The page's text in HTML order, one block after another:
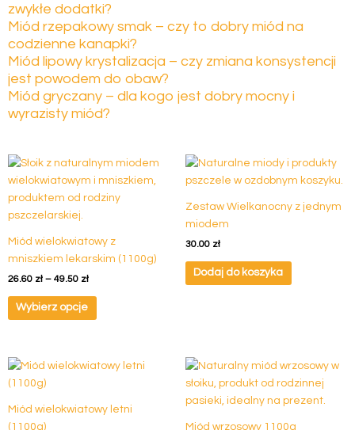
zwykłe dodatki?
Miód rzepakowy smak – czy to dobry miód na
codzienne kanapki?
Miód lipowy krystalizacja – czy zmiana konsystencji
jest powodem do obaw?
Miód gryczany – dla kogo jest dobry mocny i
wyrazisty miód?
Miód wielokwiatowy z
mniszkiem lekarskim (1100g)
26.60 zł – 49.50 zł
Zakres
cen:
od
26.60 zł
Wybierz opcje
Ten
produkt
ma
wiele
wybrać
na
stronie
Zestaw Wielkanocny z jednym
miodem
30.00 zł
Dodaj do koszyka
Miód wielokwiatowy letni
(1100g)
Zakres
do
Ten
produkt
Miód wrzosowy 1100g
Ten
produkt
ma